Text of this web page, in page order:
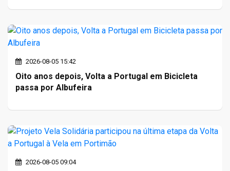
2026-08-05 15:42
Oito anos depois, Volta a Portugal em Bicicleta
passa por Albufeira
2026-08-05 09:04